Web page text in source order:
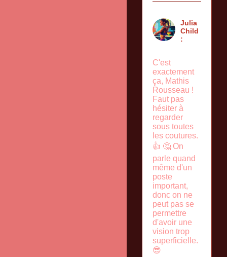
Julia
Child
:
C'est
exactement
ça, Mathis
Rousseau !
Faut pas
hésiter à
regarder
sous toutes
les coutures.
👍 🤔 On
parle quand
même d'un
poste
important,
donc on ne
peut pas se
permettre
d'avoir une
vision trop
superficielle.
😎